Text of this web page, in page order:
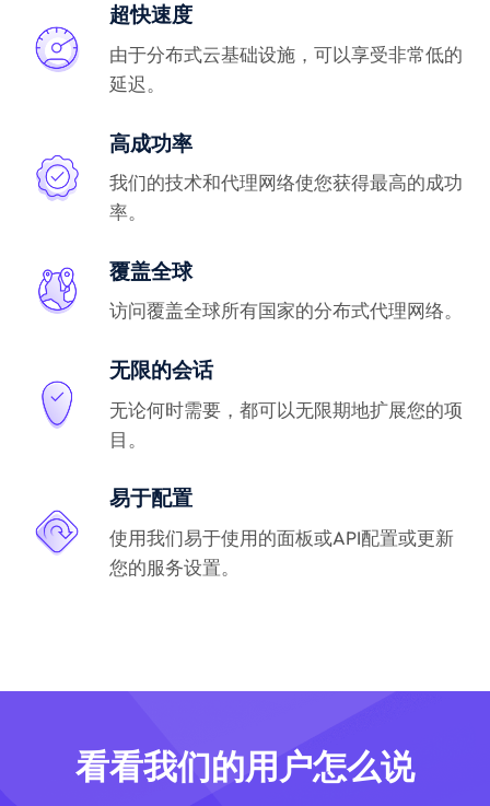
超快速度
由于分布式云基础设施，可以享受非常低的
延迟。
高成功率
我们的技术和代理网络使您获得最高的成功
率。
覆盖全球
访问覆盖全球所有国家的分布式代理网络。
无限的会话
无论何时需要，都可以无限期地扩展您的项
目。
易于配置
使用我们易于使用的面板或API配置或更新
您的服务设置。
看看我们的用户怎么说